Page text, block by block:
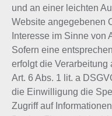
und an einer leichten
Website angegebenen
Interesse im Sinne von
Sofern eine
erfolgt die
Art. 6 Abs. 1 lit. a
die Einwilligung die
Zugriff auf